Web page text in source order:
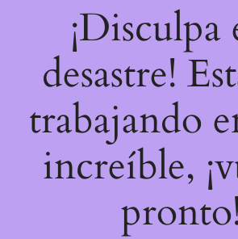
¡Disculpa
desastre!
trabajando
increíble,